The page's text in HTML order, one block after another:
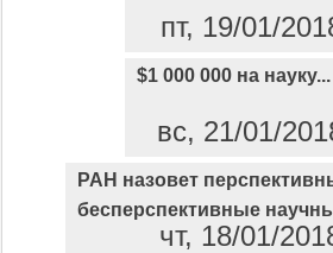
пт, 19/01/
$1 000 000 на науку...
вс, 21/01/
РАН назовет
бесперспективные
чт, 18/01/